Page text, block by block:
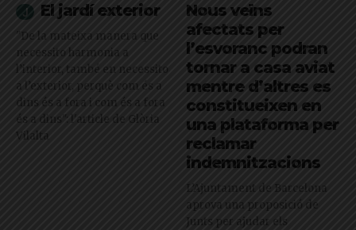
El jardí exterior
"De la mateixa manera que
necessito harmonia a
l’interior, també en necessito
a l’exterior, perquè com és a
dins és a fora i com és a fora
és a dins": l'article de Glòria
Vilalta
Nous veïns
afectats per
l’esvoranc podran
tornar a casa aviat
mentre d’altres es
constitueixen en
una plataforma per
reclamar
indemnitzacions
L’Ajuntament de Barcelona
aprova una proposició de
Junts per ajudar els